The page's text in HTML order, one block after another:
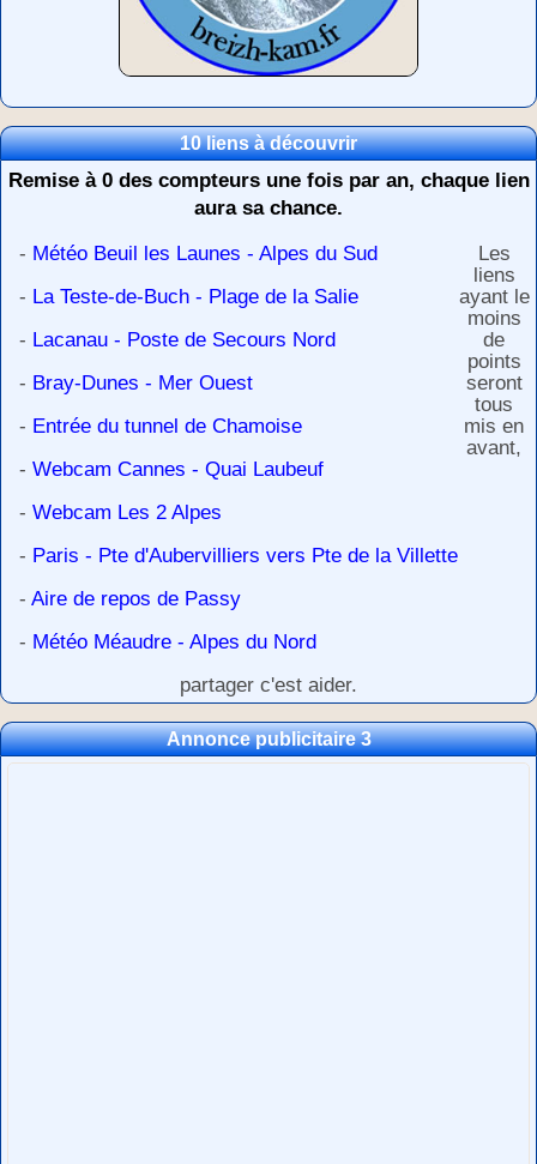
10 liens à découvrir
Remise à 0 des compteurs une fois par an, chaque lien
aura sa chance.
- Météo Beuil les Launes - Alpes du Sud
- La Teste-de-Buch - Plage de la Salie
- Lacanau - Poste de Secours Nord
- Bray-Dunes - Mer Ouest
- Entrée du tunnel de Chamoise
- Webcam Cannes - Quai Laubeuf
- Webcam Les 2 Alpes
- Paris - Pte d'Aubervilliers vers Pte de la Villette
- Aire de repos de Passy
- Météo Méaudre - Alpes du Nord
Les
liens
ayant le
moins
de
points
seront
tous
mis en
avant,
partager c'est aider.
Annonce publicitaire 3